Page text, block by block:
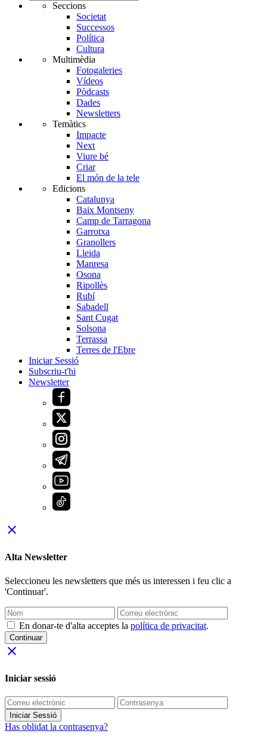
Seccions
Societat
Successos
Política
Cultura
Multimèdia
Fotogaleries
Vídeos
Pòdcasts
Dades
Newsletters
Temàtics
Impacte
Next
Viure bé
Criar
El món de la tele
Edicions
Catalunya
Baix Montseny
Camp de Tarragona
Garrotxa
Granollers
Lleida
Manresa
Osona
Ripollès
Rubí
Sabadell
Sant Cugat
Solsona
Terrassa
Terres de l'Ebre
Iniciar Sessió
Subscriu-t'hi
Newsletter
close
Alta Newsletter
Seleccioneu les newsletters que més us interessen i feu clic a
'Continuar'.
En donar-te d'alta acceptes la política de privacitat.
Continuar
close
Iniciar sessió
Iniciar Sessió
Has oblidat la contrasenya?